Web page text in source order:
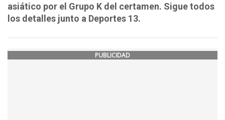
asiático por el Grupo K del certamen. Sigue todos
los detalles junto a Deportes 13.
PUBLICIDAD